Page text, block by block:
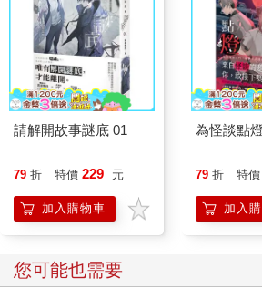
只能安排一架C-130運輸機暗中偷渡。機
與其跳傘配備，這點將軍應該十分清楚，
導國家警察之前，他正是服務於空降部隊
克勞德解釋──光是他的龐大家族就有五十
喜歡，甚至於鄙視，但倘若沒有將夫人的
不會原諒他。
我的屬下呢，克勞德？他們怎麼辦？將軍
我並非高階軍官，只不過身為副官又是最
略帶口音，即使有些人英語說得和我一
我一樣談論棒球排名、珍芳達為何討人厭
的同鄉。的確，我講電話時很容易被誤認
後，對方無不對我的外表驚訝萬分，而且
請解開故事謎底 01
79 折 特價 229 元
加入購物車
為怪談點
79 折 特價
加入
您可能也需要